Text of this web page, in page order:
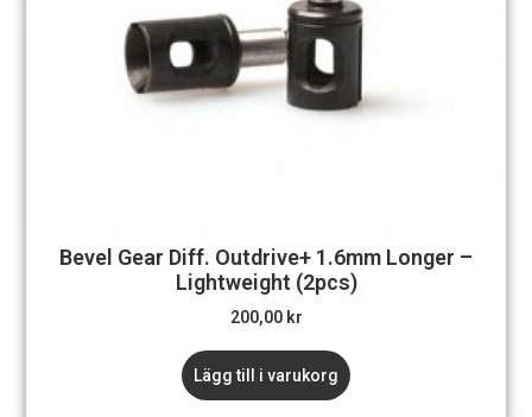
Bevel Gear Diff. Outdrive+ 1.6mm Longer –
Lightweight (2pcs)
200,00 kr
Lägg till i varukorg